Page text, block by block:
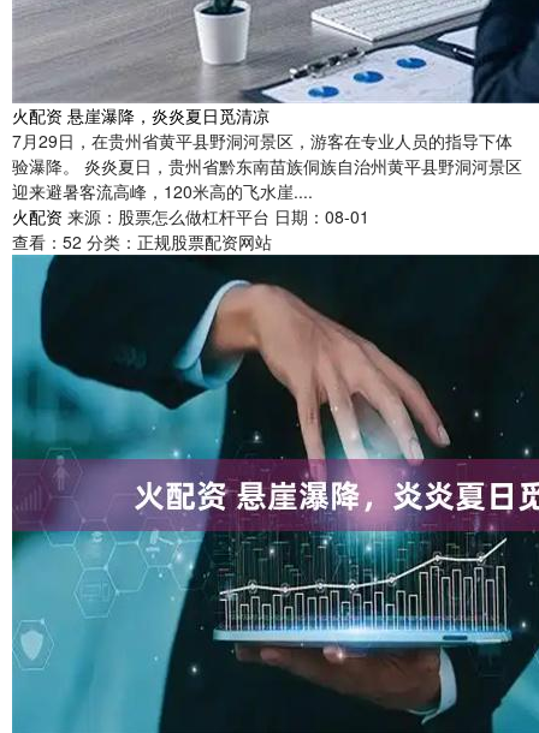
火配资 悬崖瀑降，炎炎夏日觅清凉
7月29日，在贵州省黄平县野洞河景区，游客在专业人员的指导下体
验瀑降。 炎炎夏日，贵州省黔东南苗族侗族自治州黄平县野洞河景区
迎来避暑客流高峰，120米高的飞水崖....
火配资 来源：股票怎么做杠杆平台 日期：08-01
查看： 52 分类： 正规股票配资网站